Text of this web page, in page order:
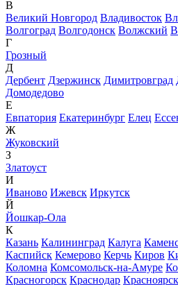
В
Великий Новгород Владивосток
Волгоград Волгодонск Волжский
Г
Грозный
Д
Дербент Дзержинск Димитровград
Домодедово
Е
Евпатория Екатеринбург Елец
Ж
Жуковский
З
Златоуст
И
Иваново Ижевск Иркутск
Й
Йошкар-Ола
К
Казань Калининград Калуга
Каспийск Кемерово Керчь Киров
Коломна Комсомольск-на-Амуре
Красногорск Краснодар Красноярск